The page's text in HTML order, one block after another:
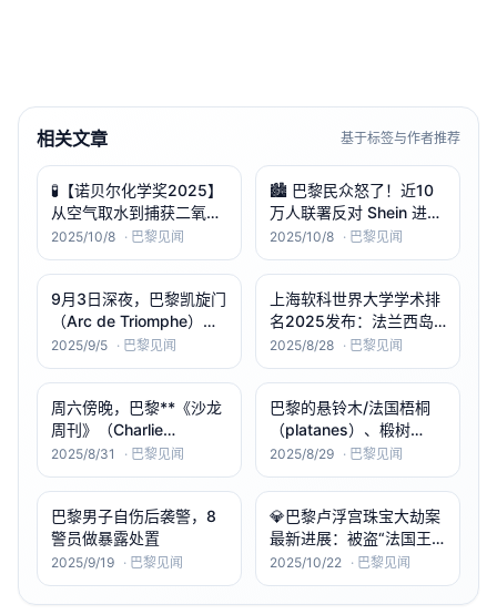
相关文章 基于标签与作者推荐
🧪【诺贝尔化学奖2025】
从空气取水到捕获二氧化
碳：三位科学家用“分子
建筑”改变世界
2025/10/8 · 巴黎见闻
🏙️ 巴黎民众怒了！近10
万人联署反对 Shein 进驻
BHV 百货
2025/10/8 · 巴黎见闻
9月3日深夜，巴黎凯旋门
（Arc de Triomphe）一
柱面上被张贴多张亲俄/亲
苏海报（A4，写有“向胜
利的苏联士兵致谢”）。
巴黎检方（parquet de
Paris）以结伙破坏受保护
文物并为外
2025/9/5 · 巴黎见闻
上海软科世界大学学术排
名2025发布：法兰西岛
四强—巴黎萨克雷大学、
巴黎科学与文学院
（PSL）、索邦大学、巴
黎城市大学整体排名基本
稳定，继续占据全球前
100席位，无新增法兰西
岛高校进入前100。
2025/8/28 · 巴黎见闻
周六傍晚，巴黎**《沙龙
周刊》（Charlie
Hebdo）**新址外，一男
子企图从执勤警员腰间抢
枪，被迅速制伏并带走调
查；其称并不知此处为该
刊办公地，案发地具体地
址仍保密，现场长期有警
力驻守
2025/8/31 · 巴黎见闻
巴黎的悬铃木/法国梧桐
（platanes）、椴树
（tilleuls）、七叶树/马栗
树（marronniers）提前
“落叶如秋”。
2025/8/29 · 巴黎见闻
巴黎男子自伤后袭警，8
警员做暴露处置
2025/9/19 · 巴黎见闻
💎巴黎卢浮宫珠宝大劫案
最新进展：被盗“法国王
冠珠宝”估值高达8800万
欧元 ——检方称损失“极
其惊人”，警方全力追捕
2025/10/22 · 巴黎见闻